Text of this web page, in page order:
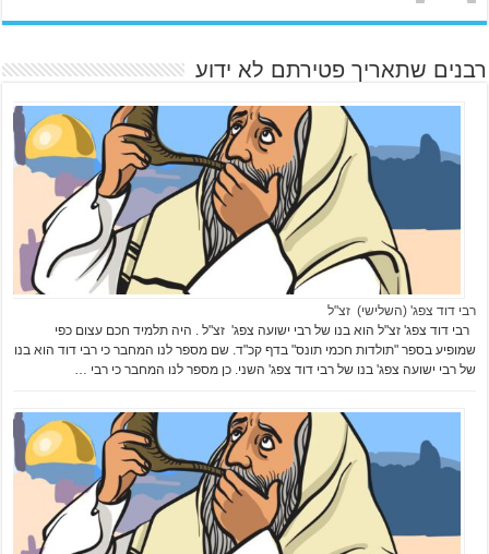
רבנים שתאריך פטירתם לא ידוע
רבי דוד צפג' (השלישי) זצ"ל
רבי דוד צפג' זצ"ל הוא בנו של רבי ישועה צפג' זצ"ל . היה תלמיד חכם עצום כפי
שמופיע בספר "תולדות חכמי תונס" בדף קכ"ד. שם מספר לנו המחבר כי רבי דוד הוא בנו
של רבי ישועה צפג' בנו של רבי דוד צפג' השני. כן מספר לנו המחבר כי רבי …